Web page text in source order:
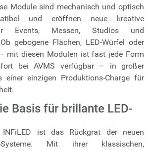
Module sind mechanisch und optisch
und eröffnen neue kreative
Events, Messen, Studios und
gebogene Flächen, LED-Würfel oder
mit diesen Modulen ist fast jede Form
bei AVMS verfügbar – in großer
einzigen Produktions-Charge für
Basis für brillante LED-
ist das Rückgrat der neuen
Systeme. Mit ihrer klassischen,